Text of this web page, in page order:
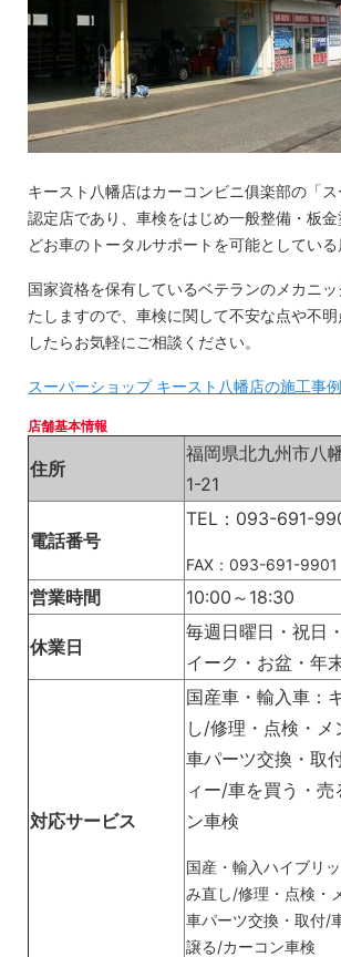
キースト八幡店はカーコンビニ俱楽部の「ス
認定店であり、車検をはじめ一般整備・板
どお車のトータルサポートを可能としている
国家資格を保有しているベテランのメカニ
たしますので、車検に関して不安な点や不
したらお気軽にご相談ください。
スーパーショップ キースト八幡店の施工事
店舗基本情報
住所
福岡県北九州市八
1-21
電話番号
TEL：093-691-
FAX：093-691-9901
営業時間 10:00～18:30
休業日
毎週日曜日・祝日
イーク・お盆・年
対応サービス
国産車・輸入車：
し/修理・点検・
車パーツ交換・取
ィー/車を買う・売
ン車検
国産・輸入ハイブリ
み直し/修理・点検・
車パーツ交換・取付/
譲る/カーコン車検